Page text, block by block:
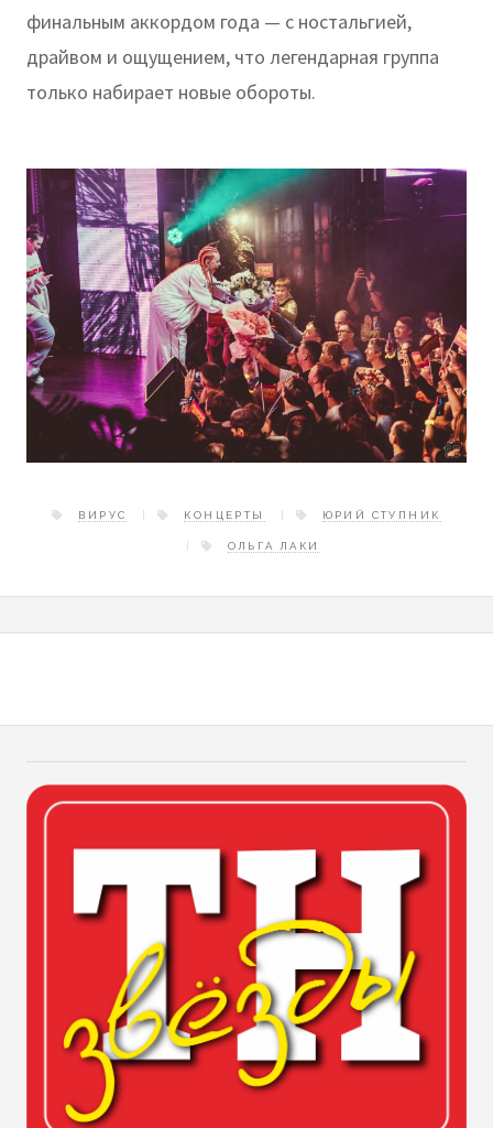
финальным аккордом года — с ностальгией,
драйвом и ощущением, что легендарная группа
только набирает новые обороты.
ВИРУС КОНЦЕРТЫ ЮРИЙ СТУПНИК
ОЛЬГА ЛАКИ